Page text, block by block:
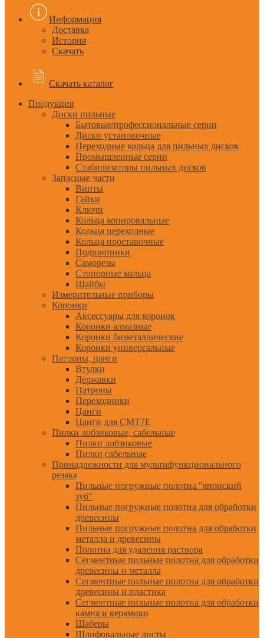
Информация
Доставка
История
Скачать
Скачать каталог
Продукция
Диски пильные
Бытовые/профессиональные серии
Диски установочные
Переходные кольца для пильных дисков
Промышленные серии
Стабилизаторы пильных дисков
Запасные части
Винты
Гайки
Ключи
Кольца копировальные
Кольца переходные
Кольца проставочные
Подшипники
Саморезы
Стопорные кольца
Шайбы
Измерительные приборы
Коронки
Аксессуары для коронок
Коронки алмазные
Коронки биметаллические
Коронки универсальные
Патроны, цанги
Втулки
Державки
Патроны
Переходники
Цанги
Цанги для CMT7E
Пилки лобзиковые, сабельные
Пилки лобзиковые
Пилки сабельные
Принадлежности для мультифункционального
резака
Пильные погружные полотна "японский
зуб"
Пильные погружные полотна для обработки
древесины
Пильные погружные полотна для обработки
металла и древесины
Полотна для удаления раствора
Сегментные пильные полотна для обработки
древесины и металла
Сегментные пильные полотна для обработки
древесины и пластика
Сегментные пильные полотна для обработки
камня и керамики
Шаберы
Шлифовальные листы